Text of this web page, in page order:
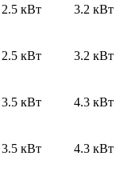
2.5 кВт 3.2 кВт
2.5 кВт 3.2 кВт
3.5 кВт 4.3 кВт
3.5 кВт 4.3 кВт